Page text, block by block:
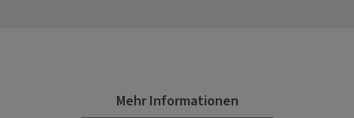
Mehr Informationen